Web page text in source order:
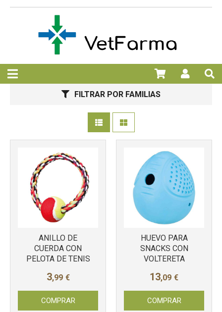
FILTRAR POR FAMILIAS
ANILLO DE
CUERDA CON
PELOTA DE TENIS
3,99 €
COMPRAR
HUEVO PARA
SNACKS CON
VOLTERETA
13,09 €
COMPRAR
Más info Más info